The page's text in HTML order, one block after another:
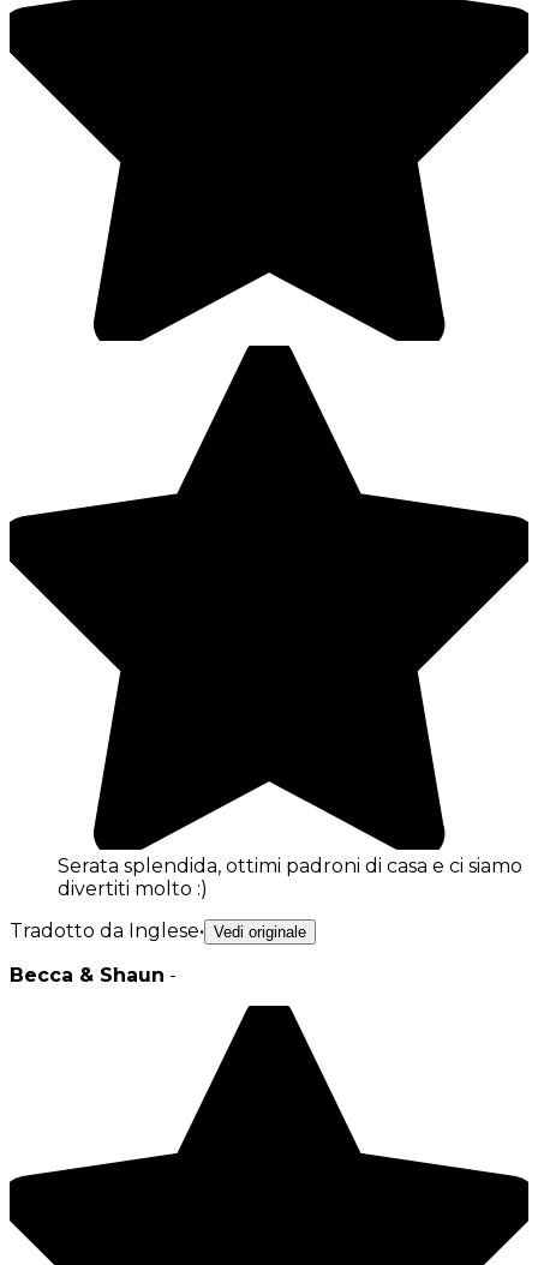
Serata splendida, ottimi padroni di casa e ci siamo
divertiti molto :)
Tradotto da Inglese• Vedi originale
Becca & Shaun -